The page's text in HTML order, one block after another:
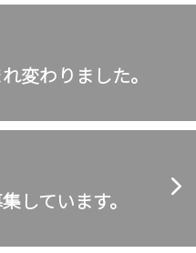
変わりました。
しています。